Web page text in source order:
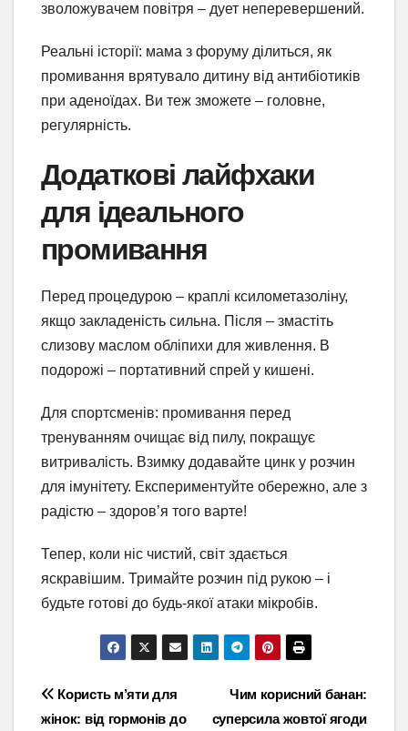
зволожувачем повітря – дует неперевершений.
Реальні історії: мама з форуму ділиться, як
промивання врятувало дитину від антибіотиків
при аденоїдах. Ви теж зможете – головне,
регулярність.
Додаткові лайфхаки
для ідеального
промивання
Перед процедурою – краплі ксилометазоліну,
якщо закладеність сильна. Після – змастіть
слизову маслом обліпихи для живлення. В
подорожі – портативний спрей у кишені.
Для спортсменів: промивання перед
тренуванням очищає від пилу, покращує
витривалість. Взимку додавайте цинк у розчин
для імунітету. Експериментуйте обережно, але з
радістю – здоров’я того варте!
Тепер, коли ніс чистий, світ здається
яскравішим. Тримайте розчин під рукою – і
будьте готові до будь-якої атаки мікробів.
Навігація
Чим корисний банан:
суперсила жовтої ягоди
Користь м’яти для
жінок: від гормонів до